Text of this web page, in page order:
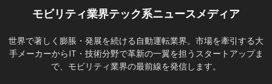
モビリティ業界テック系ニュースメディア
世界で著しく膨脹・発展を続ける自動運転業界。市場を牽引する大
手メーカーからIT・技術分野で革新の一翼を担うスタートアップま
で、モビリティ業界の最前線を発信します。